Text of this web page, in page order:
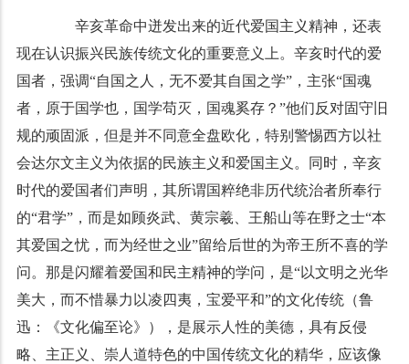
辛亥革命中迸发出来的近代爱国主义精神，还表
现在认识振兴民族传统文化的重要意义上。辛亥时代的爱
国者，强调“自国之人，无不爱其自国之学”，主张“国魂
者，原于国学也，国学苟灭，国魂奚存？”他们反对固守旧
规的顽固派，但是并不同意全盘欧化，特别警惕西方以社
会达尔文主义为依据的民族主义和爱国主义。同时，辛亥
时代的爱国者们声明，其所谓国粹绝非历代统治者所奉行
的“君学”，而是如顾炎武、黄宗羲、王船山等在野之士“本
其爱国之忧，而为经世之业”留给后世的为帝王所不喜的学
问。那是闪耀着爱国和民主精神的学问，是“以文明之光华
美大，而不惜暴力以凌四夷，宝爱平和”的文化传统（鲁
迅：《文化偏至论》），是展示人性的美德，具有反侵
略、主正义、崇人道特色的中国传统文化的精华，应该像